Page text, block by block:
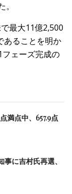
最大11億2,500
あることを明か
ェーズ完成の
満点中、657.9点
に吉村氏再選、